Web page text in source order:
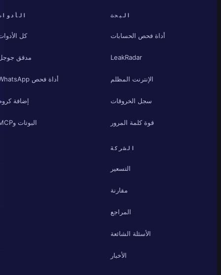
البحث
أداة فحص الحسابات
LeakRadar
الإنترنت المظلم
سجل الخروقات
قوة كلمة المرور
الأدوات
كل الأدوات
مدقق جوجل
أداة فحص WhatsApp
إضافة كروم
البوتات وMCP
الشركة
التسعير
مقارنة
المراجع
الأسئلة الشائعة
الأخبار